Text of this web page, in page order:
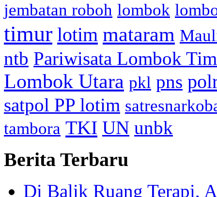
jembatan roboh lombok
timur lotim mataram
ntb Pariwisata Lombok
Lombok Utara pkl pns
satpol PP lotim
tambora TKI UN unbk
Berita Terbaru
Di Balik Ruang Terapi,